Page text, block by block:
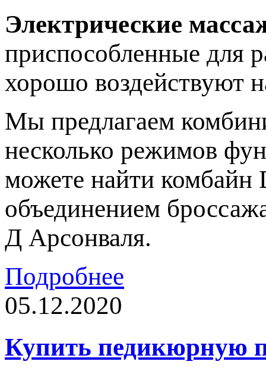
Электрические
приспособленные для
хорошо воздействуют
Мы предлагаем
несколько режимов
можете найти комбайн
объединением
Д Арсонваля.
Подробнее
05.12.2020
Купить педикюрную